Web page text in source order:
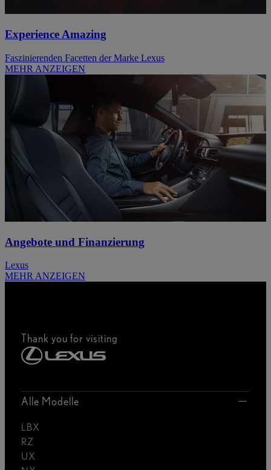
Experience Amazing
Faszinierenden Facetten der Marke Lexus
MEHR ANZEIGEN
Angebote und Finanzierung
Lexus
MEHR ANZEIGEN
Thank you for visiting
Alle Modelle
LBX
RZ
UX